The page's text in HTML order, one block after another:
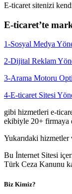
E-ticaret sitenizi
E-ticaret’te
1-Sosyal Medya
2-Dijital Reklam
3-Arama Motoru
4-E-ticaret Sitesi
gibi hizmetleri e-
ekibiyle 20+ firmaya
Yukarıdaki
Bu İnternet Sitesi
Türk Ceza Kanunu
Biz Kimiz?